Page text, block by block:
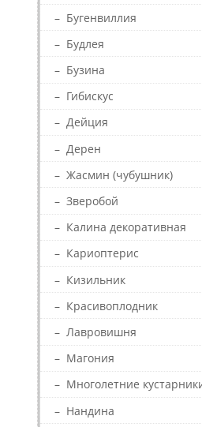
– Бугенвиллия
– Будлея
– Бузина
– Гибискус
– Дейция
– Дерен
– Жасмин (чубушник)
– Зверобой
– Калина декоративная
– Кариоптерис
– Кизильник
– Красивоплодник
– Лавровишня
– Магония
– Многолетние
– Нандина